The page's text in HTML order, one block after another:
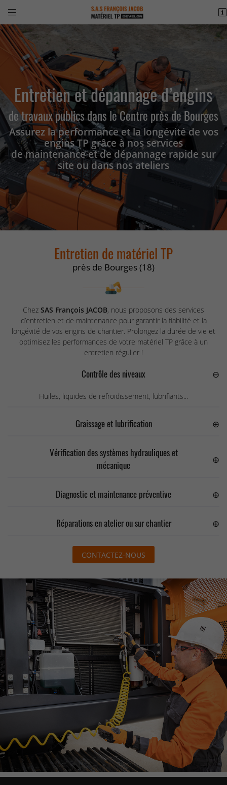
 
18400 Saint-Florent-sur-Cher
02 48 65 20 15
 Adresse email de réception
Recopier le code ci-contre
Rafraîchir le captcha
l'adresse email indiqué ci-dessus. Vous pouvez vous désinscrire à tout moment en
le formulaire de désinscription.
Inscription
Entretien et dépannage d’engins
de travaux publics dans le Centre près de Bourges
Assurez la performance et la longévité de vos
engins TP grâce à nos services
de maintenance et de dépannage rapide sur
site ou dans nos ateliers
Entretien de matériel TP
près de Bourges (18)
Chez SAS François JACOB, nous proposons des services
d’entretien et de maintenance pour garantir la fiabilité et la
longévité de vos engins de chantier. Prolongez la durée de vie et
optimisez les performances de votre matériel TP grâce à un
entretien régulier !
Contrôle des niveaux
Huiles, liquides de refroidissement, lubrifiants...
Graissage et lubrification
Vérification des systèmes hydrauliques et
mécanique
Diagnostic et maintenance préventive
Réparations en atelier ou sur chantier
CONTACTEZ-NOUS